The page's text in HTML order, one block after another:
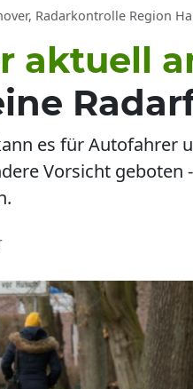
Radarkontrolle Region
aktuell
es für
Vorsicht geboten